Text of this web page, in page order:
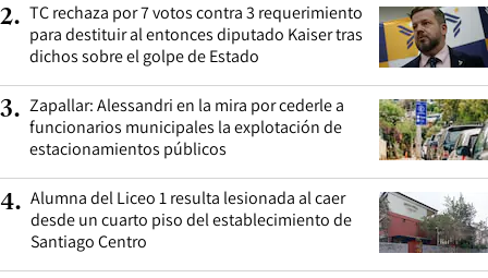
2. TC rechaza por 7 votos contra 3 requerimiento
para destituir al entonces diputado Kaiser tras
dichos sobre el golpe de Estado
3. Zapallar: Alessandri en la mira por cederle a
funcionarios municipales la explotación de
estacionamientos públicos
4. Alumna del Liceo 1 resulta lesionada al caer
desde un cuarto piso del establecimiento de
Santiago Centro